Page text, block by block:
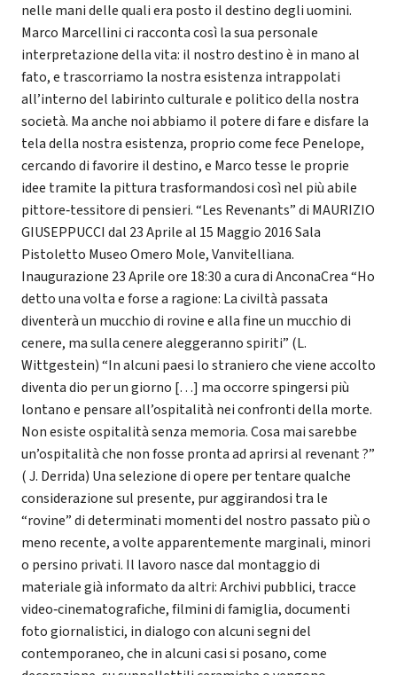
nelle mani delle quali era posto il destino degli uomini.
Marco Marcellini ci racconta così la sua personale
interpretazione della vita: il nostro destino è in mano al
fato, e trascorriamo la nostra esistenza intrappolati
all’interno del labirinto culturale e politico della nostra
società. Ma anche noi abbiamo il potere di fare e disfare la
tela della nostra esistenza, proprio come fece Penelope,
cercando di favorire il destino, e Marco tesse le proprie
idee tramite la pittura trasformandosi così nel più abile
pittore‐tessitore di pensieri. “Les Revenants” di MAURIZIO
GIUSEPPUCCI dal 23 Aprile al 15 Maggio 2016 Sala
Pistoletto Museo Omero Mole, Vanvitelliana.
Inaugurazione 23 Aprile ore 18:30 a cura di AnconaCrea “Ho
detto una volta e forse a ragione: La civiltà passata
diventerà un mucchio di rovine e alla fine un mucchio di
cenere, ma sulla cenere aleggeranno spiriti” (L.
Wittgestein) “In alcuni paesi lo straniero che viene accolto
diventa dio per un giorno […] ma occorre spingersi più
lontano e pensare all’ospitalità nei confronti della morte.
Non esiste ospitalità senza memoria. Cosa mai sarebbe
un’ospitalità che non fosse pronta ad aprirsi al revenant ?”
( J. Derrida) Una selezione di opere per tentare qualche
considerazione sul presente, pur aggirandosi tra le
“rovine” di determinati momenti del nostro passato più o
meno recente, a volte apparentemente marginali, minori
o persino privati. Il lavoro nasce dal montaggio di
materiale già informato da altri: Archivi pubblici, tracce
video‐cinematografiche, filmini di famiglia, documenti
foto giornalistici, in dialogo con alcuni segni del
contemporaneo, che in alcuni casi si posano, come